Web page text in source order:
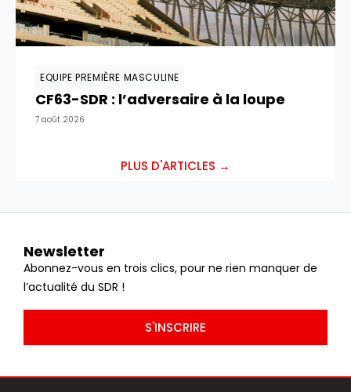
EQUIPE PREMIÈRE MASCULINE
CF63-SDR : l’adversaire à la loupe
7 août 2026
PLUS D'ARTICLES →
Newsletter
Abonnez-vous en trois clics, pour ne rien manquer de
l’actualité du SDR !
S'INSCRIRE